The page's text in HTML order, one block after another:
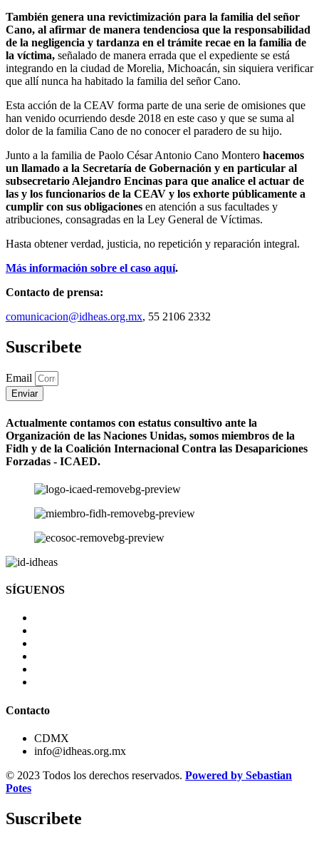
También genera una revictimización para la familia del señor
Cano, al afirmar de manera tendenciosa que la responsabilidad
de la negligencia y tardanza en el trámite recae en la familia de
la víctima, señalado de manera errada que el expediente se está
integrando en la ciudad de Morelia, Michoacán, sin siquiera verificar
que allí nunca ha habitado la familia del señor Cano.
Esta acción de la CEAV forma parte de una serie de omisiones que
han venido ocurriendo desde 2018 en este caso y que se suma al
dolor de la familia Cano de no conocer el paradero de su hijo.
Junto a la familia de Paolo César Antonio Cano Montero hacemos
un llamado a la Secretaría de Gobernación y en particular al
subsecretario Alejandro Encinas para que analice el actuar de
las y los funcionarios de la CEAV y los exhorte públicamente a
cumplir con sus obligaciones en atención a sus facultades y
atribuciones, consagradas en la Ley General de Víctimas.
Hasta obtener verdad, justicia, no repetición y reparación integral.
Más información sobre el caso aquí.
Contacto de prensa:
comunicacion@idheas.org.mx, 55 2106 2332
Suscribete
Email
Enviar
Actualmente contamos con estatus consultivo ante la
Organización de las Naciones Unidas, somos miembros de la
Fidh y de la Coalición Internacional Contra las Desapariciones
Forzadas - ICAED.
SÍGUENOS
Contacto
CDMX
info@idheas.org.mx
© 2023 Todos los derechos reservados. Powered by Sebastian
Potes
Suscribete